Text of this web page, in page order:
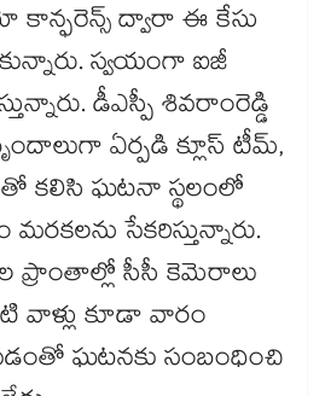
ద్వారా ఈ కేసు
స్వయంగా ఐజీ
డీఎస్పీ శివరాంరెడ్డి
ఏర్పడి క్లూస్ టీమ్,
కలిసి ఘటనా స్థలంలో
మరకలను సేకరిస్తున్నారు.
ప్రాంతాల్లో సీసీ కెమెరాలు
వాళ్లు కూడా వారం
ఘటనకు సంబంధించి